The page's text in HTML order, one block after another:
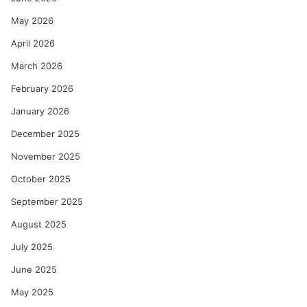
May 2026
April 2026
March 2026
February 2026
January 2026
December 2025
November 2025
October 2025
September 2025
August 2025
July 2025
June 2025
May 2025